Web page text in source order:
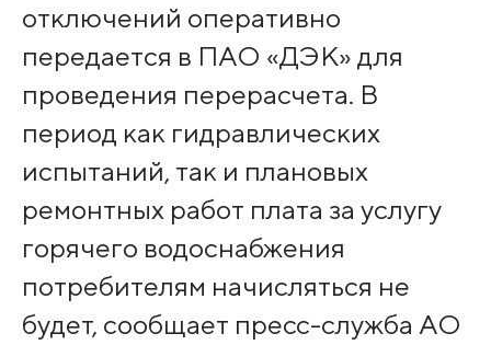
отключений оперативно
передается в ПАО «ДЭК» для
проведения перерасчета. В
период как гидравлических
испытаний, так и плановых
ремонтных работ плата за услугу
горячего водоснабжения
потребителям начисляться не
будет, сообщает пресс-служба АО